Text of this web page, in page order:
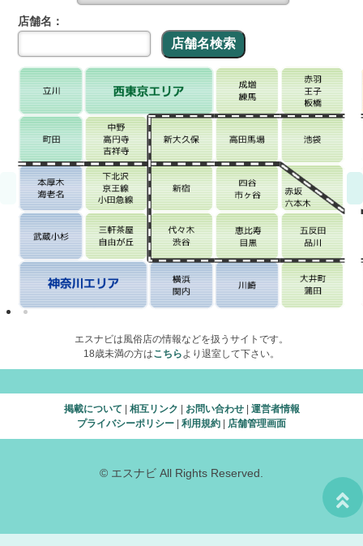
店舗名：
エスナビは風俗店の情報などを扱うサイトです。
18歳未満の方はこちらより退室して下さい。
掲載について 相互リンク お問い合わせ| 運営者情報
プライバシーポリシー
利用規約 店舗管理画面
© エスナビ All Rights Reserved.